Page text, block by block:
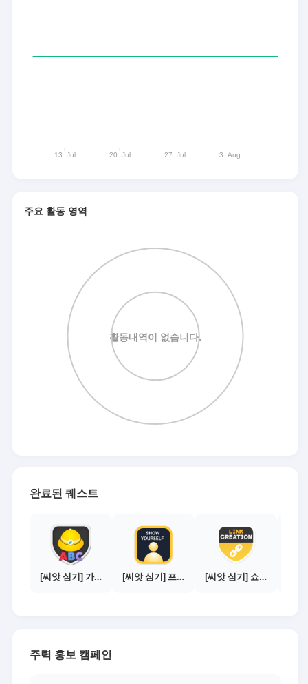
주요 활동 영역
완료된 퀘스트
[씨앗 심기] 가이드보기 - 매체별 활동 가이드 [씨앗 심기] 프로필 사진 등록하기 [씨앗 심기] 쇼핑몰 링크 발급하기 - 제휴몰 10곳
주력 홍보 캠페인